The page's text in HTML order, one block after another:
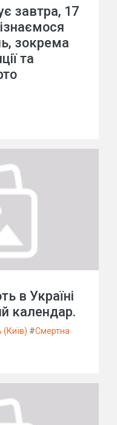
завтра, 17
зокрема
та
в Україні
календар.
(Київ) #Смертна